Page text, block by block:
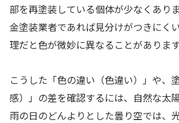
部を再塗装している個体が少なくあり
金塗装業者であれば見分けがつきにく
理だと色が微妙に異なることがあります
こうした「色の違い（色違い）」や、
感）」の差を確認するには、自然な太
雨の日のどんよりとした曇り空では、